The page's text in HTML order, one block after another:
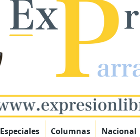
Especiales Columnas Nacional